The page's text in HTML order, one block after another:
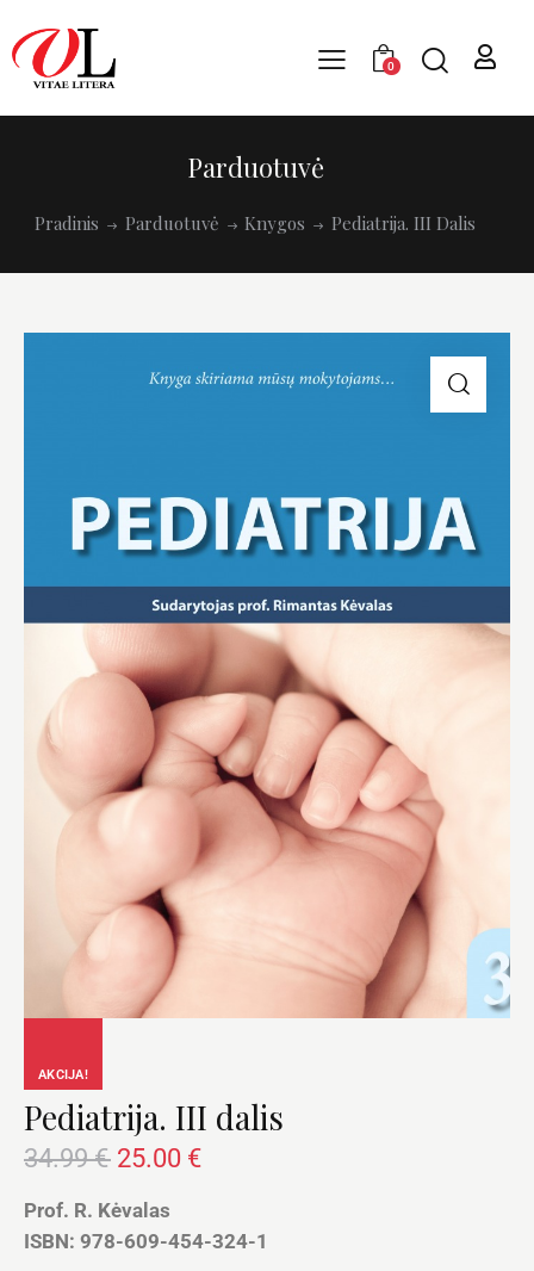
0
Parduotuvė
Pradinis Parduotuvė Knygos Pediatrija. III Dalis
AKCIJA!
Pediatrija. III dalis
34.99€ 25.00 €
Prof. R. Kėvalas
ISBN: 978-609-454-324-1